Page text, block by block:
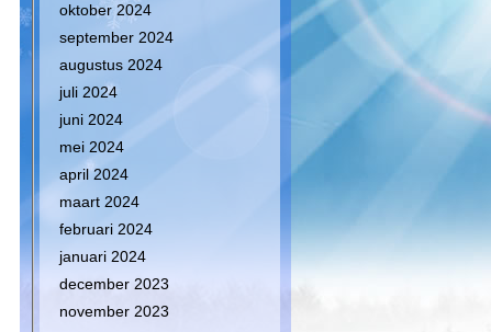
oktober 2024
september 2024
augustus 2024
juli 2024
juni 2024
mei 2024
april 2024
maart 2024
februari 2024
januari 2024
december 2023
november 2023